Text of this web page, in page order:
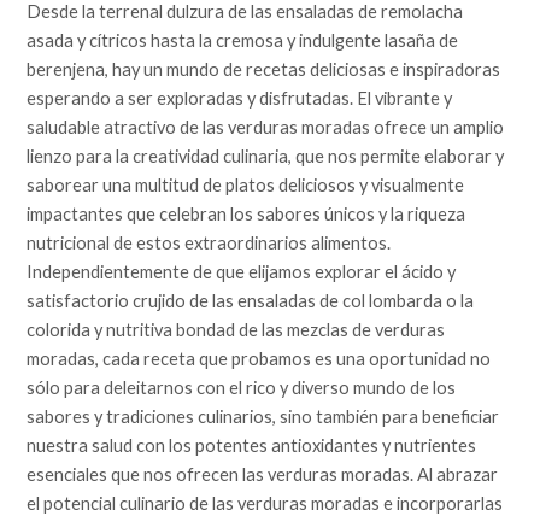
Desde la terrenal dulzura de las ensaladas de remolacha
asada y cítricos hasta la cremosa y indulgente lasaña de
berenjena, hay un mundo de recetas deliciosas e inspiradoras
esperando a ser exploradas y disfrutadas. El vibrante y
saludable atractivo de las verduras moradas ofrece un amplio
lienzo para la creatividad culinaria, que nos permite elaborar y
saborear una multitud de platos deliciosos y visualmente
impactantes que celebran los sabores únicos y la riqueza
nutricional de estos extraordinarios alimentos.
Independientemente de que elijamos explorar el ácido y
satisfactorio crujido de las ensaladas de col lombarda o la
colorida y nutritiva bondad de las mezclas de verduras
moradas, cada receta que probamos es una oportunidad no
sólo para deleitarnos con el rico y diverso mundo de los
sabores y tradiciones culinarios, sino también para beneficiar
nuestra salud con los potentes antioxidantes y nutrientes
esenciales que nos ofrecen las verduras moradas. Al abrazar
el potencial culinario de las verduras moradas e incorporarlas